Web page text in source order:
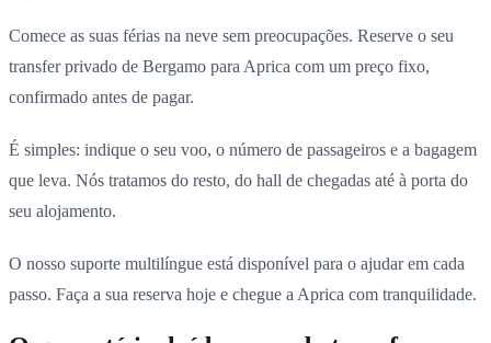
Comece as suas férias na neve sem preocupações. Reserve o seu
transfer privado de Bergamo para Aprica com um preço fixo,
confirmado antes de pagar.
É simples: indique o seu voo, o número de passageiros e a bagagem
que leva. Nós tratamos do resto, do hall de chegadas até à porta do
seu alojamento.
O nosso suporte multilíngue está disponível para o ajudar em cada
passo. Faça a sua reserva hoje e chegue a Aprica com tranquilidade.